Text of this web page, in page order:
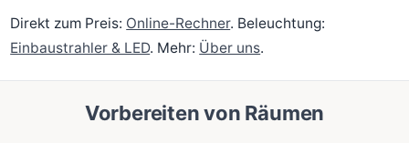
Direkt zum Preis: Online-Rechner. Beleuchtung:
Einbaustrahler & LED. Mehr: Über uns.
Vorbereiten von Räumen